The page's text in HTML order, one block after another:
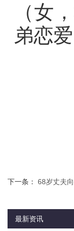
（女
弟恋
下一条： 68岁丈夫
最新资讯